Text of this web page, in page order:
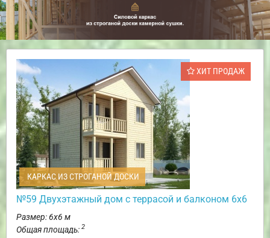
ХИТ ПРОДАЖ
КАРКАС ИЗ СТРОГАНОЙ ДОСКИ
№59 Двухэтажный дом с террасой и балконом 6х6
Размер: 6х6 м
Общая площадь: 2